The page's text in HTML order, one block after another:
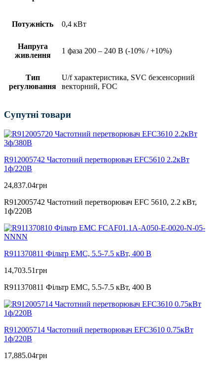
Потужність 0,4 кВт
Напруга
живлення
1 фаза 200 – 240 В (-10% / +10%)
Тип
регулювання
U/f характеристика, SVC безсенсорний
векторний, FOC
Супутні товари
R912005742 Частотний перетворювач EFC5610 2.2кВт
1ф/220В
24,837.04грн
R912005742 Частотний перетворювач EFC 5610, 2.2 кВт,
1ф/220В
R911370811 Фільтр ЕМС, 5.5-7.5 кВт, 400 В
14,703.51грн
R911370811 Фільтр ЕМС, 5.5-7.5 кВт, 400 В
R912005714 Частотний перетворювач EFC3610 0.75кВт
1ф/220В
17,885.04грн